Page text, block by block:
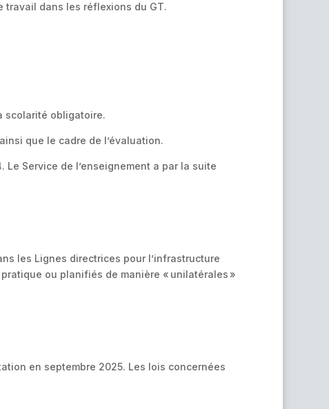
travail dans les réflexions du GT.
scolarité obligatoire.
que le cadre de l’évaluation.
Service de l’enseignement a par la suite
les Lignes directrices pour l’infrastructure
ou planifiés de manière « unilatérales »
en septembre 2025. Les lois concernées